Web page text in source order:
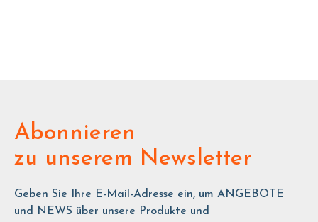
Abonnieren
zu unserem Newsletter
Geben Sie Ihre E-Mail-Adresse ein, um ANGEBOTE
und NEWS über unsere Produkte und